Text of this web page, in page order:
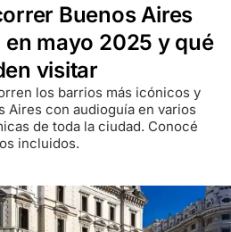
Buenos Aires
mayo 2025 y qué
visitar
los barrios más icónicos y
Aires con audioguía en varios
de toda la ciudad. Conocé
incluidos.